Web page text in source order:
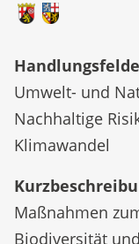
Umwelt- und
Nachhaltige
Klimawandel
Maßnahmen
Biodiversität